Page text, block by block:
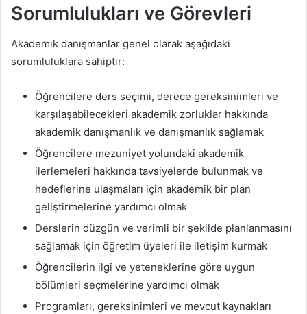
Sorumlulukları ve Görevleri
Akademik danışmanlar genel olarak aşağıdaki
sorumluluklara sahiptir:
Öğrencilere ders seçimi, derece gereksinimleri ve
karşılaşabilecekleri akademik zorluklar hakkında
akademik danışmanlık ve danışmanlık sağlamak
Öğrencilere mezuniyet yolundaki akademik
ilerlemeleri hakkında tavsiyelerde bulunmak ve
hedeflerine ulaşmaları için akademik bir plan
geliştirmelerine yardımcı olmak
Derslerin düzgün ve verimli bir şekilde planlanmasını
sağlamak için öğretim üyeleri ile iletişim kurmak
Öğrencilerin ilgi ve yeteneklerine göre uygun
bölümleri seçmelerine yardımcı olmak
Programları, gereksinimleri ve mevcut kaynakları